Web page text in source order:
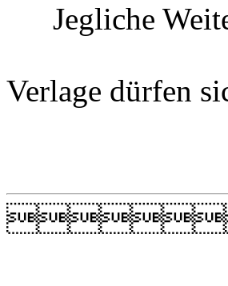
Jegliche
Verlage dürfen